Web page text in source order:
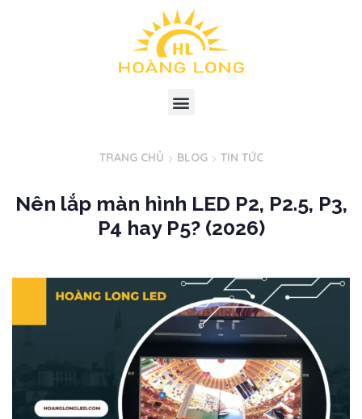
TRANG CHỦ BLOG TIN TỨC
Nên lắp màn hình LED P2, P2.5, P3,
P4 hay P5? (2026)